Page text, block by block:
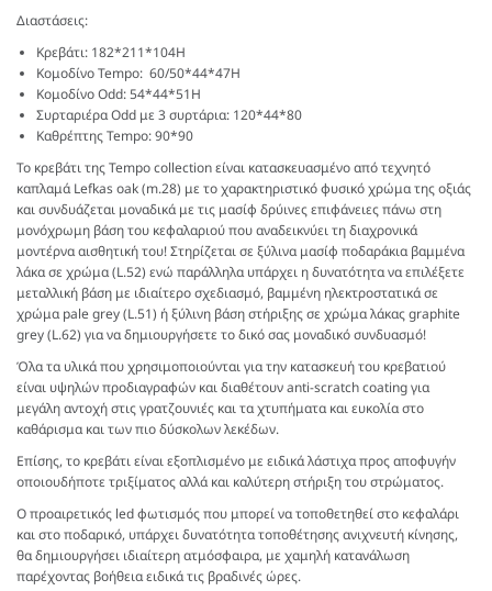
Διαστάσεις:
Κρεβάτι: 182*211*104Η
Κομοδίνο Tempo: 60/50*44*47H
Κομοδίνο Odd: 54*44*51H
Συρταριέρα Odd με 3 συρτάρια: 120*44*80
Καθρέπτης Tempo: 90*90
Το κρεβάτι της Tempo collection είναι κατασκευασμένο από τεχνητό
καπλαμά Lefkas oak (m.28) με το χαρακτηριστικό φυσικό χρώμα της οξιάς
και συνδυάζεται μοναδικά με τις μασίφ δρύινες επιφάνειες πάνω στη
μονόχρωμη βάση του κεφαλαριού που αναδεικνύει τη διαχρονικά
μοντέρνα αισθητική του! Στηρίζεται σε ξύλινα μασίφ ποδαράκια βαμμένα
λάκα σε χρώμα (L.52) ενώ παράλληλα υπάρχει η δυνατότητα να επιλέξετε
μεταλλική βάση με ιδιαίτερο σχεδιασμό, βαμμένη ηλεκτροστατικά σε
χρώμα pale grey (L.51) ή ξύλινη βάση στήριξης σε χρώμα λάκας graphite
grey (L.62) για να δημιουργήσετε το δικό σας μοναδικό συνδυασμό!
Όλα τα υλικά που χρησιμοποιούνται για την κατασκευή του κρεβατιού
είναι υψηλών προδιαγραφών και διαθέτουν anti-scratch coating για
μεγάλη αντοχή στις γρατζουνιές και τα χτυπήματα και ευκολία στο
καθάρισμα και των πιο δύσκολων λεκέδων.
Επίσης, το κρεβάτι είναι εξοπλισμένο με ειδικά λάστιχα προς αποφυγήν
οποιουδήποτε τριξίματος αλλά και καλύτερη στήριξη του στρώματος.
Ο προαιρετικός led φωτισμός που μπορεί να τοποθετηθεί στο κεφαλάρι
και στο ποδαρικό, υπάρχει δυνατότητα τοποθέτησης ανιχνευτή κίνησης,
θα δημιουργήσει ιδιαίτερη ατμόσφαιρα, με χαμηλή κατανάλωση
παρέχοντας βοήθεια ειδικά τις βραδινές ώρες.